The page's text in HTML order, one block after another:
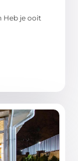
Heb je ooit